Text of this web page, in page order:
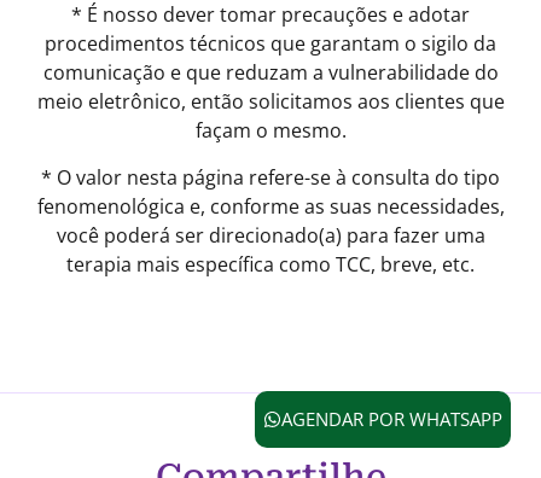
* É nosso dever tomar precauções e adotar
procedimentos técnicos que garantam o sigilo da
comunicação e que reduzam a vulnerabilidade do
meio eletrônico, então solicitamos aos clientes que
façam o mesmo.
* O valor nesta página refere-se à consulta do tipo
fenomenológica e, conforme as suas necessidades,
você poderá ser direcionado(a) para fazer uma
terapia mais específica como TCC, breve, etc.
AGENDAR POR WHATSAPP